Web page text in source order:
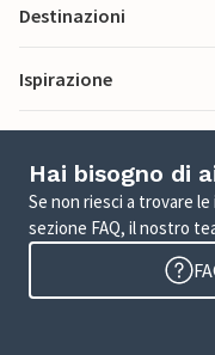
Destinazioni
Ispirazione
Hai bisogno di
Se non riesci a trovare
sezione FAQ, il nostro